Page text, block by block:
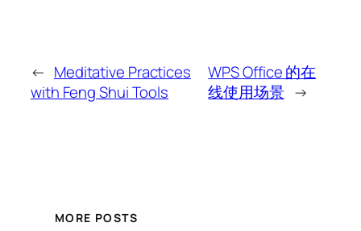
← Meditative Practices
with Feng Shui Tools
WPS Office 的在
线使用场景 →
MORE POSTS